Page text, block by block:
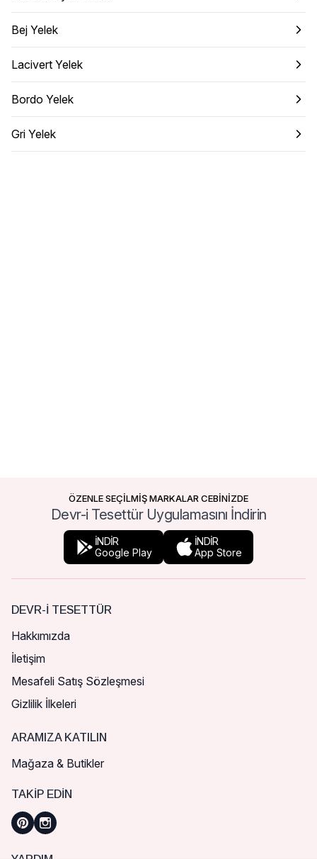
Bej Yelek
Lacivert Yelek
Bordo Yelek
Gri Yelek
ÖZENLE SEÇİLMİŞ MARKALAR CEBİNİZDE
Devr-i Tesettür Uygulamasını İndirin
İNDİR
Google Play
İNDİR
App Store
DEVR-I TESETTÜR
Hakkımızda
İletişim
Mesafeli Satış Sözleşmesi
Gizlilik İlkeleri
ARAMIZA KATILIN
Mağaza & Butikler
TAKIP EDIN